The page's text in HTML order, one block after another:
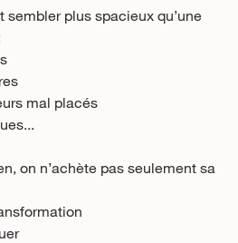
sembler plus spacieux qu’une
mal placés
on n’achète pas seulement sa